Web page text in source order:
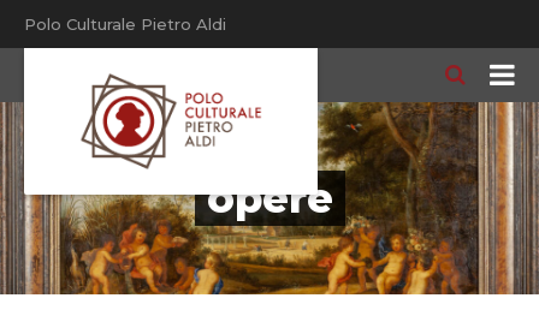
Polo Culturale Pietro Aldi
opere